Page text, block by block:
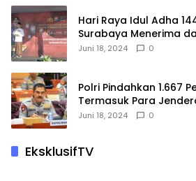
Hari Raya Idul Adha
Surabaya Menerima
Hewan Kurban
Juni 18, 2024 0
Polri Pindahkan 1.667
Termasuk Para
Juni 18, 2024 0
EksklusifTV